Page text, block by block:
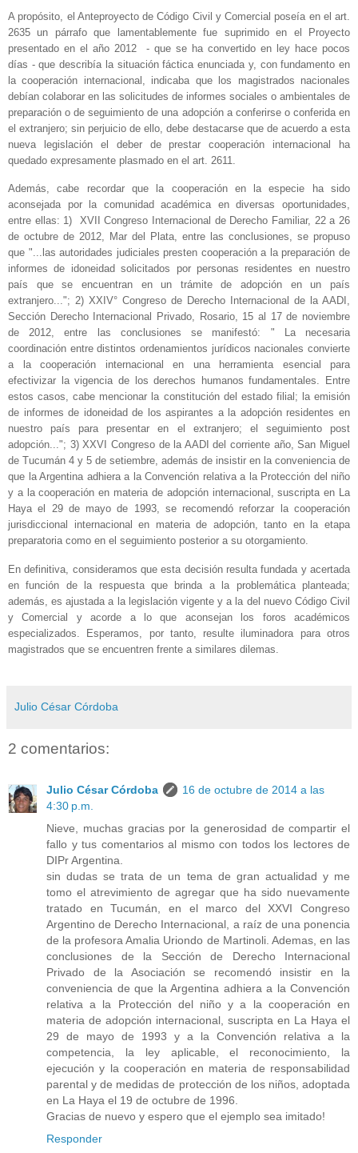
A propósito, el Anteproyecto de Código Civil y Comercial poseía en el art.
2635 un párrafo que lamentablemente fue suprimido en el Proyecto
presentado en el año 2012 - que se ha convertido en ley hace pocos
días - que describía la situación fáctica enunciada y, con fundamento en
la cooperación internacional, indicaba que los magistrados nacionales
debían colaborar en las solicitudes de informes sociales o ambientales de
preparación o de seguimiento de una adopción a conferirse o conferida en
el extranjero; sin perjuicio de ello, debe destacarse que de acuerdo a esta
nueva legislación el deber de prestar cooperación internacional ha
quedado expresamente plasmado en el art. 2611.
Además, cabe recordar que la cooperación en la especie ha sido
aconsejada por la comunidad académica en diversas oportunidades,
entre ellas: 1) XVII Congreso Internacional de Derecho Familiar, 22 a 26
de octubre de 2012, Mar del Plata, entre las conclusiones, se propuso
que "...las autoridades judiciales presten cooperación a la preparación de
informes de idoneidad solicitados por personas residentes en nuestro
país que se encuentran en un trámite de adopción en un país
extranjero..."; 2) XXIV° Congreso de Derecho Internacional de la AADI,
Sección Derecho Internacional Privado, Rosario, 15 al 17 de noviembre
de 2012, entre las conclusiones se manifestó: " La necesaria
coordinación entre distintos ordenamientos jurídicos nacionales convierte
a la cooperación internacional en una herramienta esencial para
efectivizar la vigencia de los derechos humanos fundamentales. Entre
estos casos, cabe mencionar la constitución del estado filial; la emisión
de informes de idoneidad de los aspirantes a la adopción residentes en
nuestro país para presentar en el extranjero; el seguimiento post
adopción..."; 3) XXVI Congreso de la AADI del corriente año, San Miguel
de Tucumán 4 y 5 de setiembre, además de insistir en la conveniencia de
que la Argentina adhiera a la Convención relativa a la Protección del niño
y a la cooperación en materia de adopción internacional, suscripta en La
Haya el 29 de mayo de 1993, se recomendó reforzar la cooperación
jurisdiccional internacional en materia de adopción, tanto en la etapa
preparatoria como en el seguimiento posterior a su otorgamiento.
En definitiva, consideramos que esta decisión resulta fundada y acertada
en función de la respuesta que brinda a la problemática planteada;
además, es ajustada a la legislación vigente y a la del nuevo Código Civil
y Comercial y acorde a lo que aconsejan los foros académicos
especializados. Esperamos, por tanto, resulte iluminadora para otros
magistrados que se encuentren frente a similares dilemas.
Julio César Córdoba
2 comentarios:
Julio César Córdoba
16 de octubre de 2014 a las
4:30 p.m.
Nieve, muchas gracias por la generosidad de compartir el
fallo y tus comentarios al mismo con todos los lectores de
DIPr Argentina.
sin dudas se trata de un tema de gran actualidad y me
tomo el atrevimiento de agregar que ha sido nuevamente
tratado en Tucumán, en el marco del XXVI Congreso
Argentino de Derecho Internacional, a raíz de una ponencia
de la profesora Amalia Uriondo de Martinoli. Ademas, en las
conclusiones de la Sección de Derecho Internacional
Privado de la Asociación se recomendó insistir en la
conveniencia de que la Argentina adhiera a la Convención
relativa a la Protección del niño y a la cooperación en
materia de adopción internacional, suscripta en La Haya el
29 de mayo de 1993 y a la Convención relativa a la
competencia, la ley aplicable, el reconocimiento, la
ejecución y la cooperación en materia de responsabilidad
parental y de medidas de protección de los niños, adoptada
en La Haya el 19 de octubre de 1996.
Gracias de nuevo y espero que el ejemplo sea imitado!
Responder